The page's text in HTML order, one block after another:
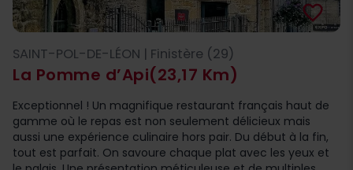
La Pomme d’Api(23,17 Km)
favorite_border
SAINT-POL-DE-LÉON | Finistère (29)
Exceptionnel ! Un magnifique restaurant français haut de
gamme où le repas est non seulement délicieux mais
aussi une expérience culinaire hors pair. Du début à la fin,
tout est parfait. On savoure chaque plat avec les yeux et